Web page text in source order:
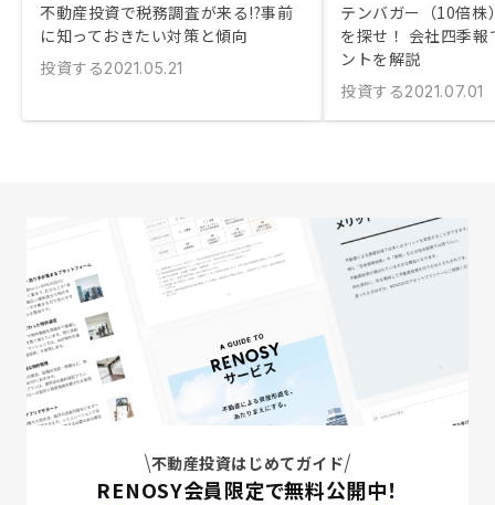
不動産投資で税務調査が来る!?事前
に知っておきたい対策と傾向
投資する2021.05.21
テンバガー（10倍株
を探せ！ 会社四季
ントを解説
投資する2021.07.01
不動産投資はじめてガイド
RENOSY会員限定で無料公開中！